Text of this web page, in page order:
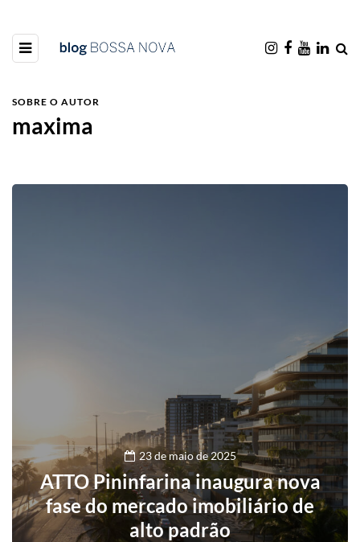
SOBRE O AUTOR
maxima
23 de maio de 2025
ATTO Pininfarina inaugura nova
fase do mercado imobiliário de
alto padrão